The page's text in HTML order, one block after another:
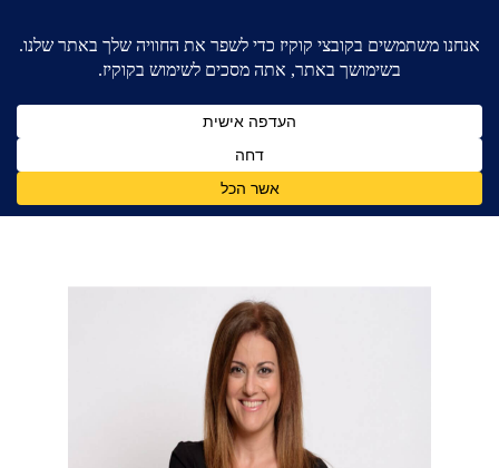
מזונות אישה – ב 2026
מזונות אישה – ב 2026